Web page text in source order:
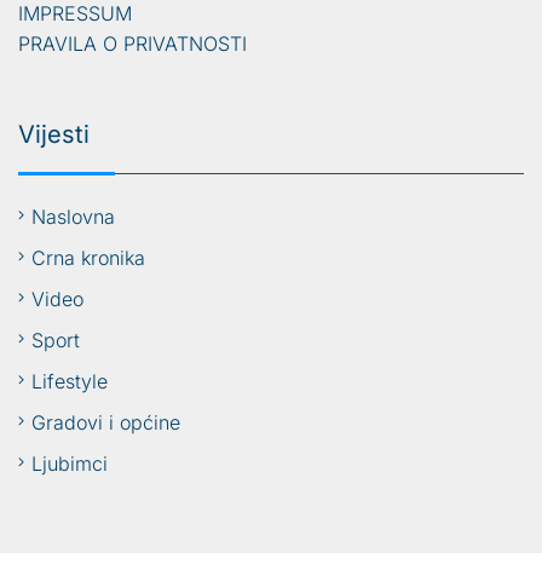
IMPRESSUM
PRAVILA O PRIVATNOSTI
Vijesti
Naslovna
Crna kronika
Video
Sport
Lifestyle
Gradovi i općine
Ljubimci